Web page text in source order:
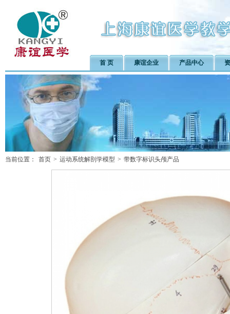
首 页 康谊企业 产品中心
当前位置： 首页 > 运动系统解剖学模型 > 带数字标识头颅产品